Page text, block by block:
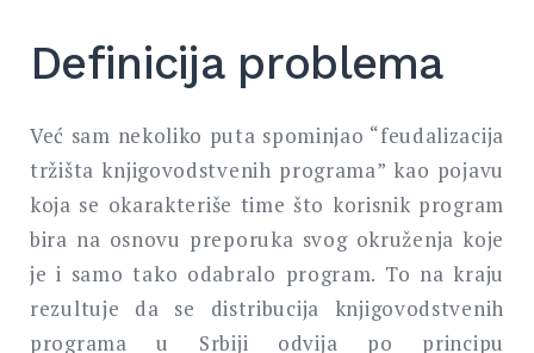
Definicija problema
Već sam nekoliko puta spominjao “feudalizacija
tržišta knjigovodstvenih programa” kao pojavu
koja se okarakteriše time što korisnik program
bira na osnovu preporuka svog okruženja koje
je i samo tako odabralo program. To na kraju
rezultuje da se distribucija knjigovodstvenih
programa u Srbiji odvija po principu